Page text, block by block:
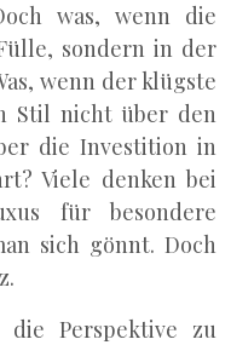
was, wenn die
sondern in der
wenn der klügste
Stil nicht über den
die Investition in
Viele denken bei
für besondere
sich gönnt. Doch
Perspektive zu